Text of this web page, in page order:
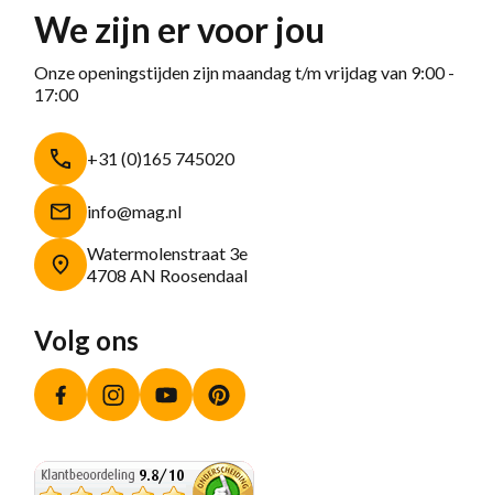
We zijn er voor jou
Onze openingstijden zijn maandag t/m vrijdag van 9:00 -
17:00
+31 (0)165 745020
info@mag.nl
Watermolenstraat 3e
4708 AN Roosendaal
Volg ons
FacebookInstagramYouTube